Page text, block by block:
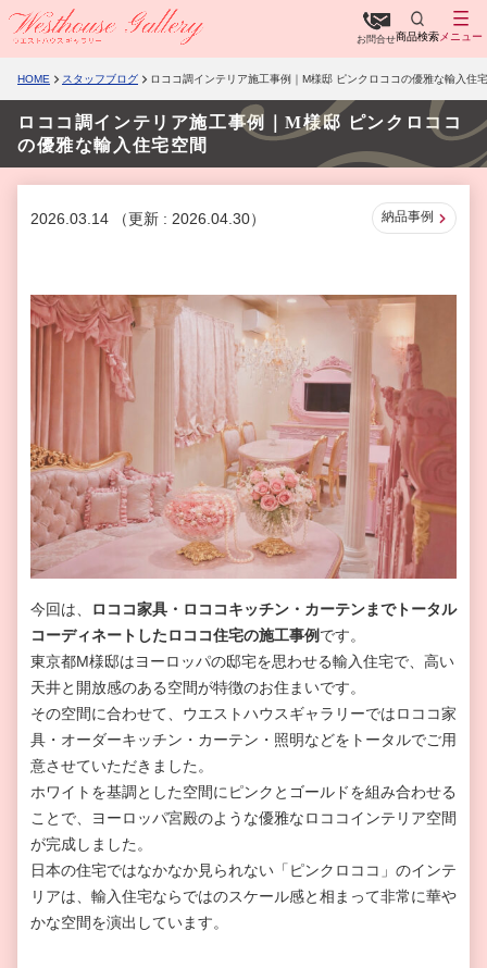
お問合せ商品検索 メニュー
HOME スタッフブログ ロココ調インテリア施工事例｜M様邸 ピンクロココの優雅な輸入住
ロココ調インテリア施工事例｜M様邸 ピンクロココ
の優雅な輸入住宅空間
2026.03.14 （更新 : 2026.04.30） 納品事例
今回は、
ロココ家具・ロココキッチン・カーテンまでトータル
コーディネートしたロココ住宅の施工事例です。
東京都M様邸はヨーロッパの邸宅を思わせる輸入住宅で、高い
天井と開放感のある空間が特徴のお住まいです。
その空間に合わせて、ウエストハウスギャラリーではロココ家
具・オーダーキッチン・カーテン・照明などをトータルでご用
意させていただきました。
ホワイトを基調とした空間にピンクとゴールドを組み合わせる
ことで、ヨーロッパ宮殿のような優雅なロココインテリア空間
が完成しました。
日本の住宅ではなかなか見られない「ピンクロココ」のインテ
リアは、輸入住宅ならではのスケール感と相まって非常に華や
かな空間を演出しています。